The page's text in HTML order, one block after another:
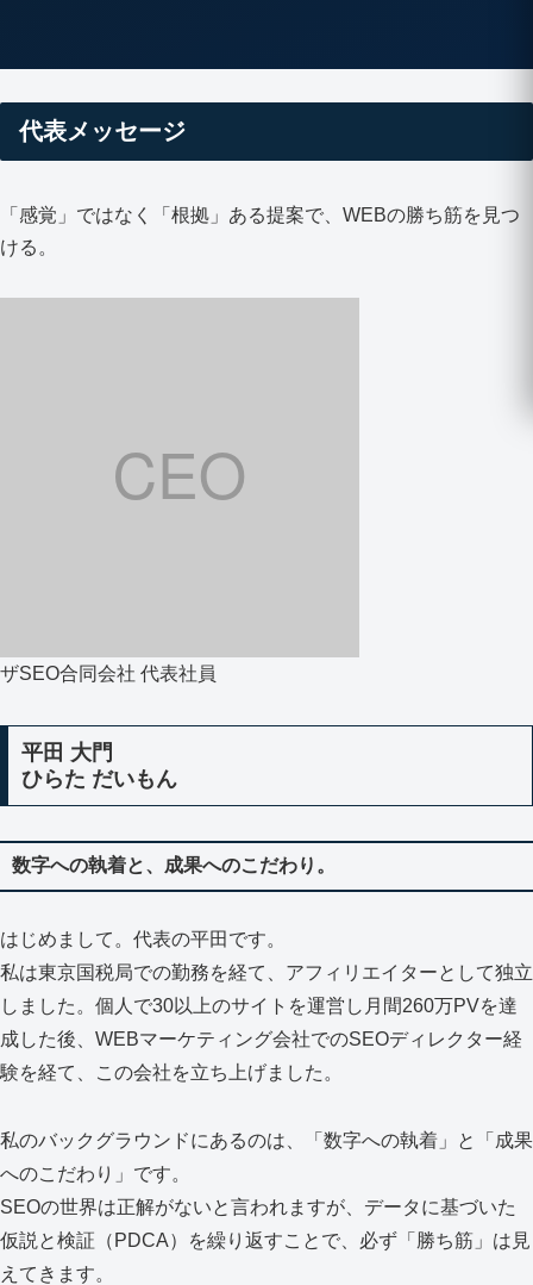
代表メッセージ
「感覚」ではなく「根拠」ある提案で、WEBの勝ち筋を見つ
ける。
ザSEO合同会社 代表社員
平田 大門
ひらた だいもん
数字への執着と、成果へのこだわり。
はじめまして。代表の平田です。
私は東京国税局での勤務を経て、アフィリエイターとして独立
しました。個人で30以上のサイトを運営し月間260万PVを達
成した後、WEBマーケティング会社でのSEOディレクター経
験を経て、この会社を立ち上げました。
私のバックグラウンドにあるのは、「数字への執着」と「成果
へのこだわり」です。
SEOの世界は正解がないと言われますが、データに基づいた
仮説と検証（PDCA）を繰り返すことで、必ず「勝ち筋」は見
えてきます。